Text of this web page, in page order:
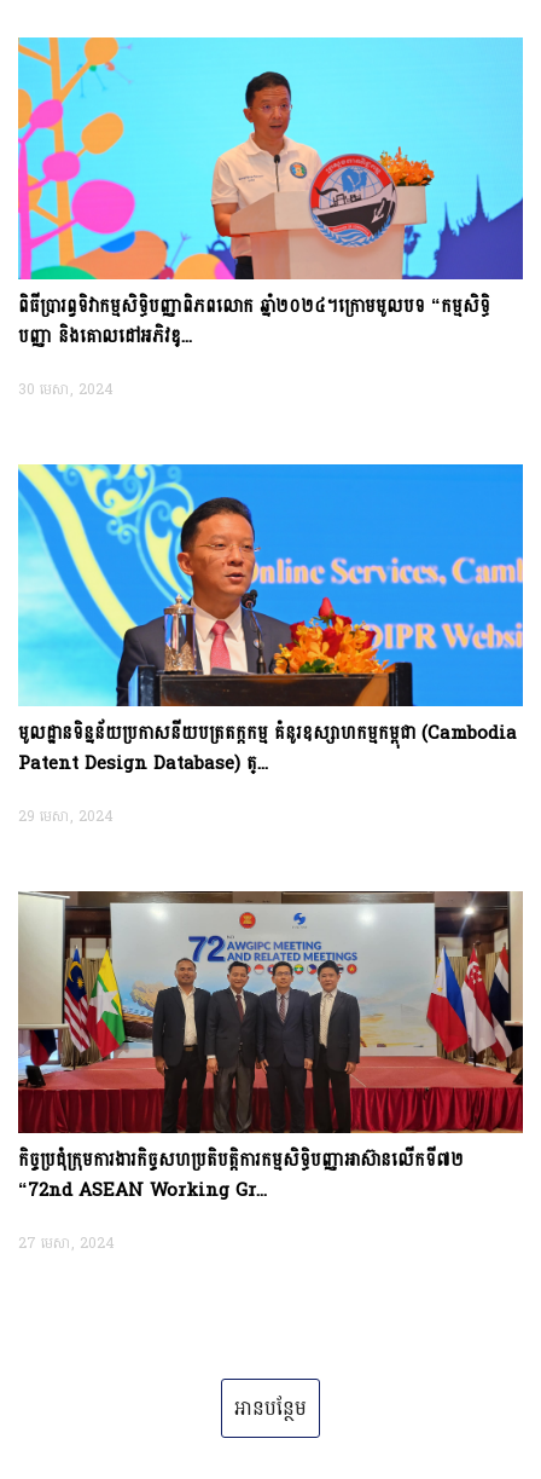
ពិធីប្រារព្វទិវាកម្មសិទ្ធិបញ្ញាពិភពលោក ឆ្នាំ២០២៤។ក្រោមមូលបទ “កម្មសិទ្ធិ
បញ្ញា និងគោលដៅអភិវឌ្...
30 មេសា, 2024
មូលដ្ឋានទិន្នន័យប្រកាសនីយបត្រតក្កកម្ម គំនូរឧស្សាហកម្មកម្ពុជា (Cambodia
Patent Design Database) ត្...
29 មេសា, 2024
កិច្ច​ប្រជុំ​ក្រុម​ការ​ងារកិច្ចសហប្រតិបត្តិការកម្មសិទ្ធិបញ្ញាអាស៊ានលើកទី៧២
“72nd ASEAN Working Gr...
27 មេសា, 2024
អានបន្ថែម
ព្រឹត្តិការណ៍បន្តបន្ទាប់
ពិភាក្សាលើការងារសហប្រតិបត្តិការកម្មសិទ្ធិបញ្ញា ...
ពិភាក្សាលើការងារសហប្រតិបត្តិការកម្មសិទ្ធិបញ្ញា រវាង ក្រសួងឧស្សាហកម្ម និងសិប្បកម្ម និងអង្គភាព
កម្មសិទ្ធិបញ្ញាកូរ៉េ និងបានចុះហត្ថលេខាលើអនុស្សរណៈយោគយល់គ្នាស្តីពី ការទទួលស្គាល់
ប្រកាសនីយបត្រតក្កកម្ម កូរ៉េនៅកម្ពុជា
16 សីហា
2019